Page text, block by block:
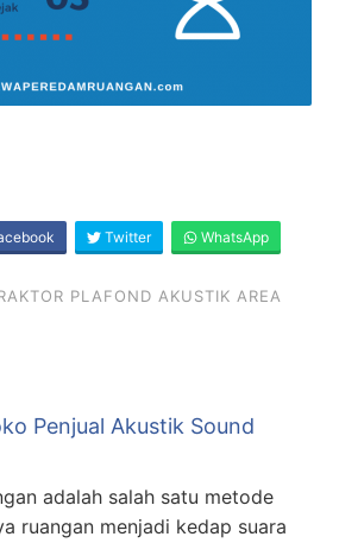
Twitter WhatsApp
PLAFOND AKUSTIK AREA
Penjual Akustik Sound
adalah salah satu metode
ruangan menjadi kedap suara